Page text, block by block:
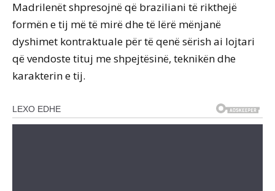
Madrilenët shpresojnë që braziliani të rikthejë
formën e tij më të mirë dhe të lërë mënjanë
dyshimet kontraktuale për të qenë sërish ai lojtari
që vendoste tituj me shpejtësinë, teknikën dhe
karakterin e tij.